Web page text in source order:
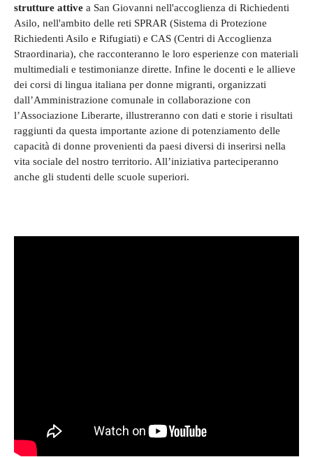
strutture attive a San Giovanni nell'accoglienza di Richiedenti
Asilo, nell'ambito delle reti SPRAR (Sistema di Protezione
Richiedenti Asilo e Rifugiati) e CAS (Centri di Accoglienza
Straordinaria), che racconteranno le loro esperienze con materiali
multimediali e testimonianze dirette. Infine le docenti e le allieve
dei corsi di lingua italiana per donne migranti, organizzati
dall’Amministrazione comunale in collaborazione con
l’Associazione Liberarte, illustreranno con dati e storie i risultati
raggiunti da questa importante azione di potenziamento delle
capacità di donne provenienti da paesi diversi di inserirsi nella
vita sociale del nostro territorio. All’iniziativa parteciperanno
anche gli studenti delle scuole superiori.